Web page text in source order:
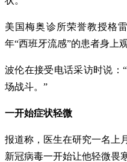
美国梅奥诊所荣誉教授格
年“西班牙流感”的患者身上
波伦在接受电话采访时说：
场战斗。”
一开始症状轻微
报道称，医生在研究一名上
新冠病毒一开始让他轻微畏